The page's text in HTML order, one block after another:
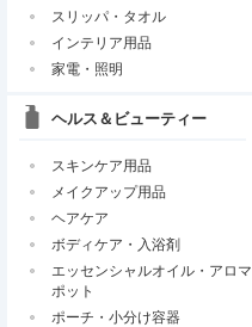
スリッパ・タオル
インテリア用品
家電・照明
ヘルス＆ビューティー
スキンケア用品
メイクアップ用品
ヘアケア
ボディケア・入浴剤
エッセンシャルオイル・アロマ
ポット
ポーチ・小分け容器